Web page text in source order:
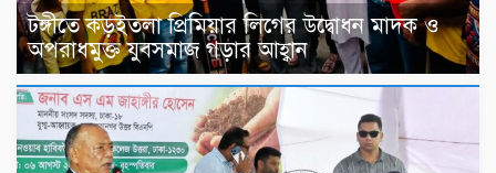
টঙ্গীতে কড়ইতলা প্রিমিয়ার লিগের উদ্বোধন মাদক ও
অপরাধমুক্ত যুবসমাজ গড়ার আহ্বান